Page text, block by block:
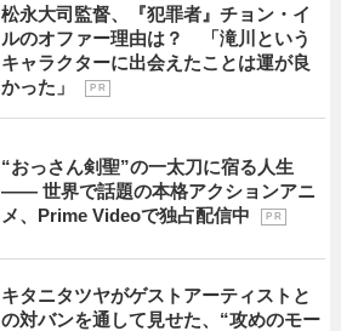
松永大司監督、『犯罪者』チョン・イ
ルのオファー理由は？ 「滝川という
キャラクターに出会えたことは運が良
かった」
P R
“おっさん剣聖”の一太刀に宿る人生
―― 世界で話題の本格アクションアニ
メ、Prime Videoで独占配信中
P R
キタニタツヤがゲストアーティストと
の対バンを通して見せた、“攻めのモー